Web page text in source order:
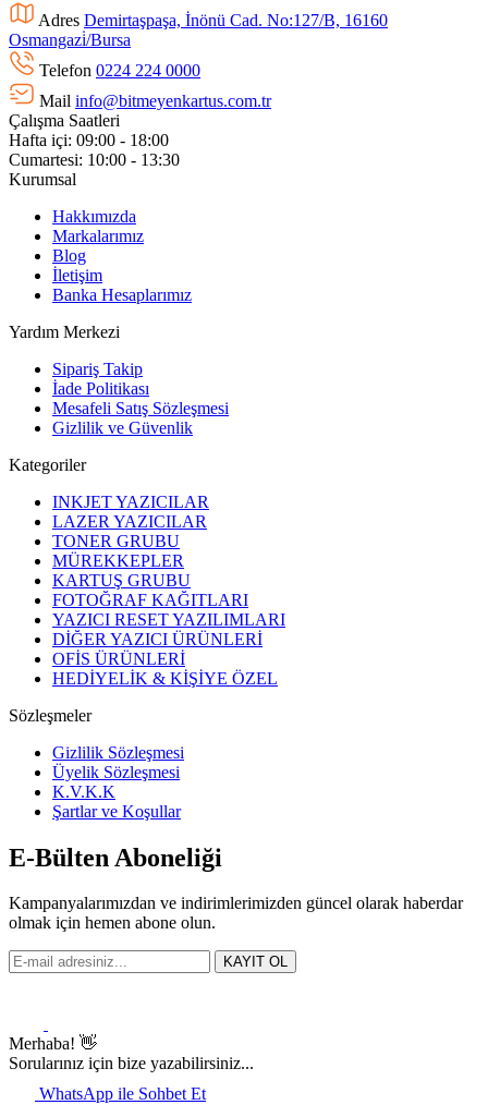
Adres Demirtaşpaşa, İnönü Cad. No:127/B, 16160
Osmangazi̇/Bursa
Telefon 0224 224 0000
Mail info@bitmeyenkartus.com.tr
Çalışma Saatleri
Hafta içi: 09:00 - 18:00
Cumartesi: 10:00 - 13:30
Kurumsal
Hakkımızda
Markalarımız
Blog
İletişim
Banka Hesaplarımız
Yardım Merkezi
Sipariş Takip
İade Politikası
Mesafeli Satış Sözleşmesi
Gizlilik ve Güvenlik
Kategoriler
INKJET YAZICILAR
LAZER YAZICILAR
TONER GRUBU
MÜREKKEPLER
KARTUŞ GRUBU
FOTOĞRAF KAĞITLARI
YAZICI RESET YAZILIMLARI
DİĞER YAZICI ÜRÜNLERİ
OFİS ÜRÜNLERİ
HEDİYELİK & KİŞİYE ÖZEL
Sözleşmeler
Gizlilik Sözleşmesi
Üyelik Sözleşmesi
K.V.K.K
Şartlar ve Koşullar
E-Bülten Aboneliği
Kampanyalarımızdan ve indirimlerimizden güncel olarak haberdar
olmak için hemen abone olun.
KAYIT OL
Merhaba! 👋
Sorularınız için bize yazabilirsiniz...
WhatsApp ile Sohbet Et